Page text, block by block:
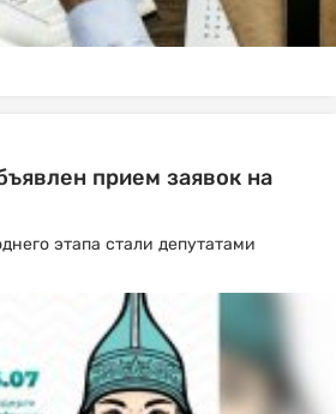
прием заявок на
этапа стали депутатами